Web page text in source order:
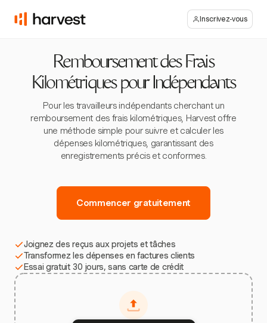
Inscrivez-vous
Remboursement des Frais
Kilométriques pour Indépendants
Pour les travailleurs indépendants cherchant un
remboursement des frais kilométriques, Harvest offre
une méthode simple pour suivre et calculer les
dépenses kilométriques, garantissant des
enregistrements précis et conformes.
Commencer gratuitement
Joignez des reçus aux projets et tâches
Transformez les dépenses en factures clients
Essai gratuit 30 jours, sans carte de crédit